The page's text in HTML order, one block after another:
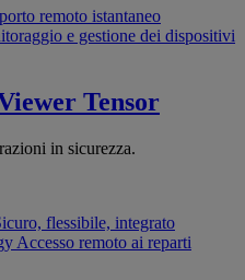
remoto istantaneo
e gestione dei dispositivi
Tensor
in sicurezza.
flessibile, integrato
Accesso remoto ai reparti